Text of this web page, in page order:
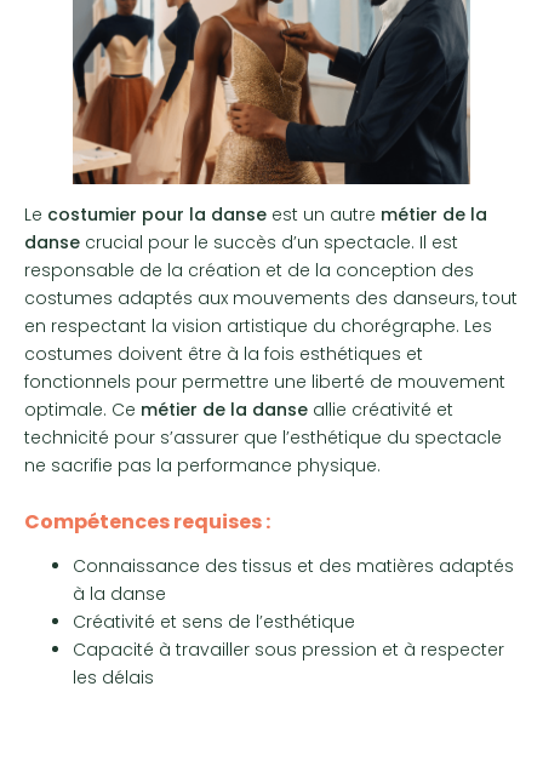
Le costumier pour la danse est un autre métier de la
danse crucial pour le succès d’un spectacle. Il est
responsable de la création et de la conception des
costumes adaptés aux mouvements des danseurs, tout
en respectant la vision artistique du chorégraphe. Les
costumes doivent être à la fois esthétiques et
fonctionnels pour permettre une liberté de mouvement
optimale. Ce métier de la danse allie créativité et
technicité pour s’assurer que l’esthétique du spectacle
ne sacrifie pas la performance physique.
Compétences requises :
Connaissance des tissus et des matières adaptés
à la danse
Créativité et sens de l’esthétique
Capacité à travailler sous pression et à respecter
les délais